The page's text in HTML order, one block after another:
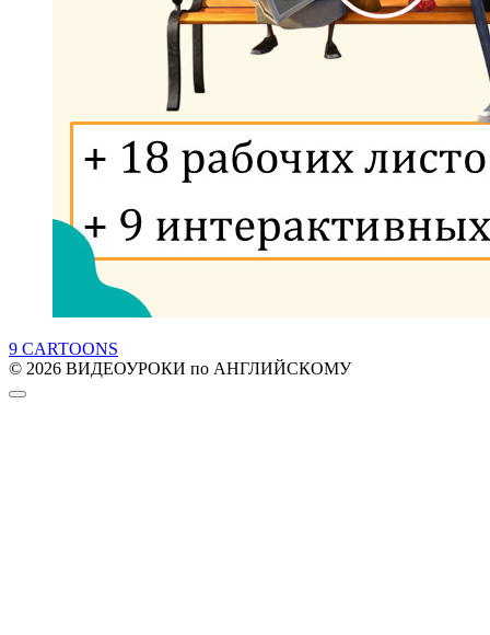
9 CARTOONS
© 2026 ВИДЕОУРОКИ по АНГЛИЙСКОМУ